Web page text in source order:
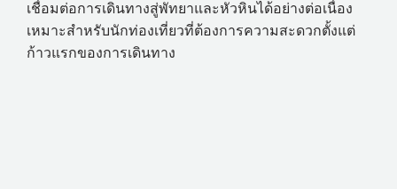
เชื่อมต่อการเดินทางสู่พัทยาและหัวหินได้อย่างต่อเนื่อง
เหมาะสำหรับนักท่องเที่ยวที่ต้องการความสะดวกตั้งแต่
ก้าวแรกของการเดินทาง